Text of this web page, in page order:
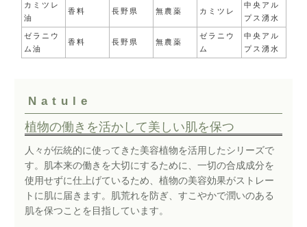
カミツレ
油
香料 長野県 無農薬 カミツレ
中央アル
プス湧水
ゼラニウ
ム油
香料 長野県 無農薬
ゼラニウ
ム
中央アル
プス湧水
Natule
植物の働きを活かして美しい肌を保つ
人々が伝統的に使ってきた美容植物を活用したシリーズで
す。肌本来の働きを大切にするために、一切の合成成分を
使用せずに仕上げているため、植物の美容効果がストレー
トに肌に届きます。肌荒れを防ぎ、すこやかで潤いのある
肌を保つことを目指しています。